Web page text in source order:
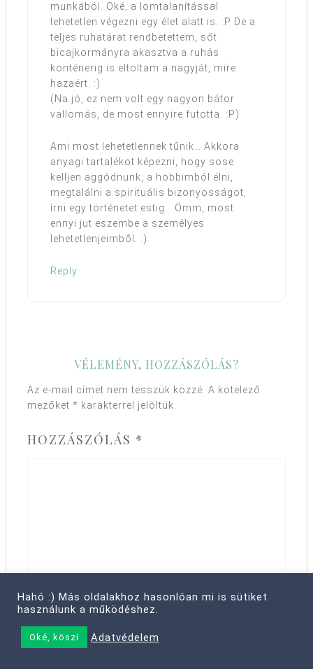
munkából. Oké, a lomtalanítással
lehetetlen végezni egy élet alatt is. :P De a
teljes ruhatárat rendbetettem, sőt
bicajkormányra akasztva a ruhás
konténerig is eltoltam a nagyját, mire
hazaért. :)
(Na jó, ez nem volt egy nagyon bátor
vallomás, de most ennyire futotta. :P)
Ami most lehetetlennek tűnik… Akkora
anyagi tartalékot képezni, hogy sose
kelljen aggódnunk, a hobbimból élni,
megtalálni a spirituális bizonyosságot,
írni egy történetet estig… Ömm, most
ennyi jut eszembe a személyes
lehetetlenjeimből. :)
Reply
VÉLEMÉNY, HOZZÁSZÓLÁS?
Az e-mail címet nem tesszük közzé. A kötelező
mezőket * karakterrel jelöltük
HOZZÁSZÓLÁS *
NÉV*
Hahó :) Más oldalakhoz hasonlóan mi is sütiket
használunk a működéshez.
Oké, köszi Adatvédelem